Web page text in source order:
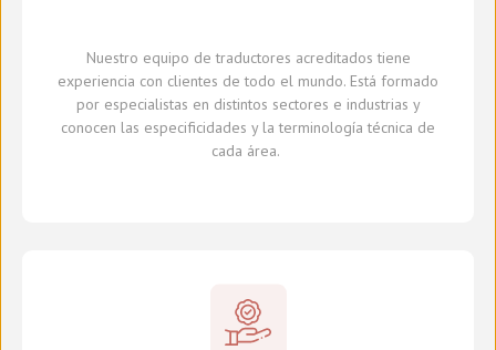
Nuestro equipo de traductores acreditados tiene
experiencia con clientes de todo el mundo. Está formado
por especialistas en distintos sectores e industrias y
conocen las especificidades y laterminología técnica de
cada área.